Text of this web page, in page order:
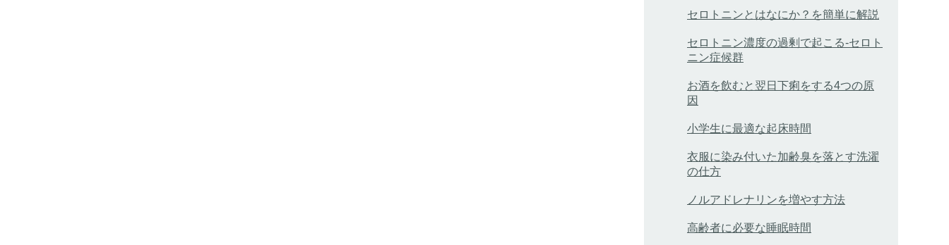
セロトニンとはなにか？を簡単に解説
セロトニン濃度の過剰で起こる-セロト
ニン症候群
お酒を飲むと翌日下痢をする4つの原
因
小学生に最適な起床時間
衣服に染み付いた加齢臭を落とす洗濯
の仕方
ノルアドレナリンを増やす方法
高齢者に必要な睡眠時間